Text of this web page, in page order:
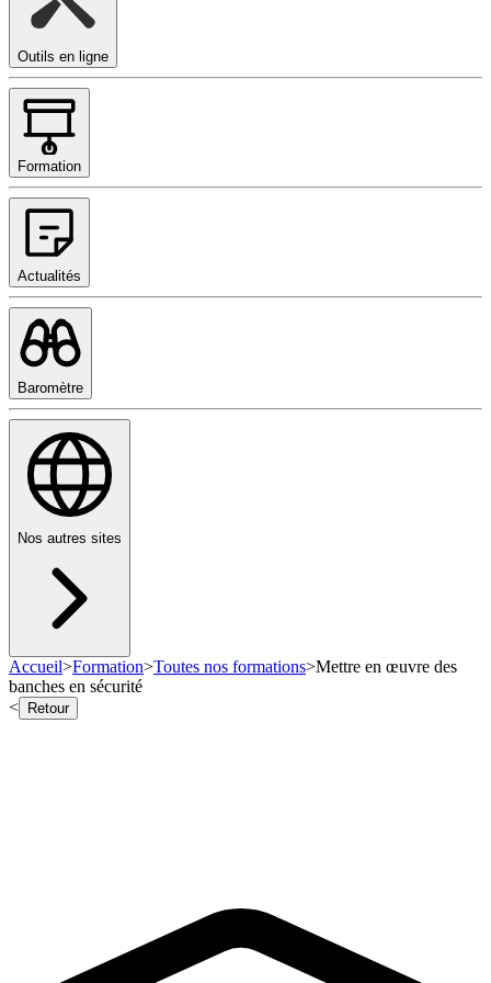
Outils en ligne
Formation
Actualités
Baromètre
Nos autres sites
Accueil>Formation>Toutes nos formations>Mettre en œuvre des
banches en sécurité
<
Retour